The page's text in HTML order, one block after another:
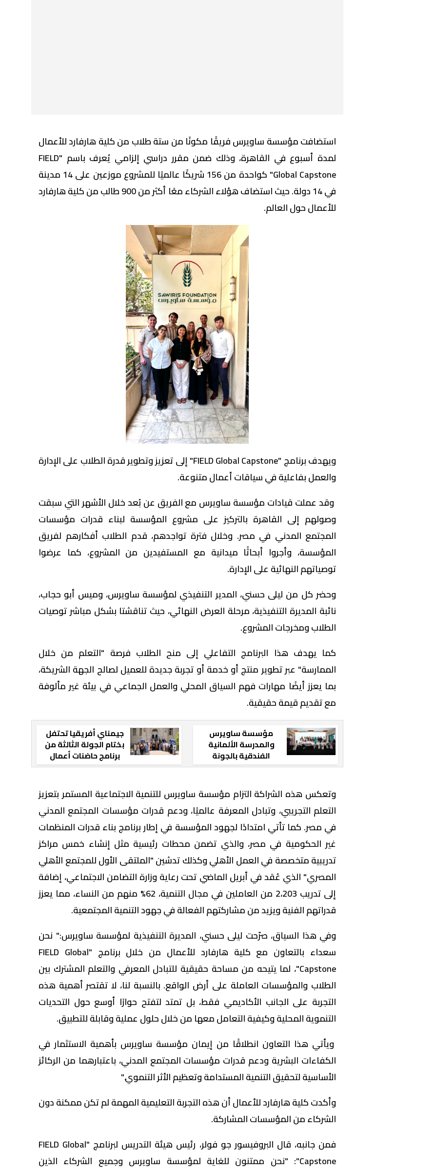
استضافت مؤسسة ساويرس فريقًا مكونًا من ستة طلاب من كلية هارفارد للأعمال
لمدة أسبوع في القاهرة، وذلك ضمن مقرر دراسي إلزامي يُعرف باسم "FIELD
Global Capstone" كواحدة من 156 شريكًا عالميًا للمشروع موزعين على 14 مدينة
في 14 دولة. حيث استضاف هؤلاء الشركاء معًا أكثر من 900 طالب من كلية هارفارد
للأعمال حول العالم.
ويهدف برنامج "FIELD Global Capstone" إلى تعزيز وتطوير قدرة الطلاب على الإدارة
والعمل بفاعلية في سياقات أعمال متنوعة.
وقد عملت قيادات مؤسسة ساويرس مع الفريق عن بُعد خلال الأشهر التي سبقت
وصولهم إلى القاهرة بالتركيز على مشروع المؤسسة لبناء قدرات مؤسسات
المجتمع المدني في مصر. وخلال فترة تواجدهم، قدم الطلاب أفكارهم لفريق
المؤسسة، وأجروا أبحاثًا ميدانية مع المستفيدين من المشروع، كما عرضوا
توصياتهم النهائية على الإدارة.
وحضر كل من ليلى حسني، المدير التنفيذي لمؤسسة ساويرس، وميس أبو حجاب،
نائبة المديرة التنفيذية، مرحلة العرض النهائي، حيث تناقشتا بشكل مباشر توصيات
الطلاب ومخرجات المشروع.
كما يهدف هذا البرنامج التفاعلي إلى منح الطلاب فرصة "التعلم من خلال
الممارسة" عبر تطوير منتج أو خدمة أو تجربة جديدة للعميل لصالح الجهة الشريكة،
بما يعزز أيضًا مهارات فهم السياق المحلي والعمل الجماعي في بيئة غير مألوفة
مع تقديم قيمة حقيقية.
مؤسسة ساويرس
والمدرسة الألمانية
الفندقية بالجونة
تحتفلان بتخريج الدفعة
جيمناي أفريقيا تحتفل
بختام الجولة الثالثة من
برنامج حاضنات أعمال
الصعيد بدعم من
وشركة جالاكسي
وتعكس هذه الشراكة التزام مؤسسة ساويرس للتنمية الاجتماعية المستمر بتعزيز
التعلم التجريبي، وتبادل المعرفة عالميًا، ودعم قدرات مؤسسات المجتمع المدني
في مصر. كما تأتي امتدادًا لجهود المؤسسة في إطار برنامج بناء قدرات المنظمات
غير الحكومية في مصر، والذي تضمن محطات رئيسية مثل إنشاء خمس مراكز
تدريبية متخصصة في العمل الأهلي وكذلك تدشين "الملتقى الأول للمجتمع الأهلي
المصري" الذي عُقد في أبريل الماضي تحت رعاية وزارة التضامن الاجتماعي، إضافة
إلى تدريب 2،203 من العاملين في مجال التنمية، 62% منهم من النساء، مما يعزز
قدراتهم الفنية ويزيد من مشاركتهم الفعالة في جهود التنمية المجتمعية.
وفي هذا السياق، صرّحت ليلى حسني، المديرة التنفيذية لمؤسسة ساويرس:" نحن
سعداء بالتعاون مع كلية هارفارد للأعمال من خلال برنامج "FIELD Global
Capstone"، لما يتيحه من مساحة حقيقية للتبادل المعرفي والتعلم المشترك بين
الطلاب والمؤسسات العاملة على أرض الواقع. بالنسبة لنا، لا تقتصر أهمية هذه
التجربة على الجانب الأكاديمي فقط، بل تمتد لتفتح حوارًا أوسع حول التحديات
التنموية المحلية وكيفية التعامل معها من خلال حلول عملية وقابلة للتطبيق.
ويأتي هذا التعاون انطلاقًا من إيمان مؤسسة ساويرس بأهمية الاستثمار في
الكفاءات البشرية ودعم قدرات مؤسسات المجتمع المدني، باعتبارهما من الركائز
الأساسية لتحقيق التنمية المستدامة وتعظيم الأثر التنموي."
وأكدت كلية هارفارد للأعمال أن هذه التجربة التعليمية المهمة لم تكن ممكنة دون
الشركاء من المؤسسات المشاركة.
فمن جانبه، قال البروفيسور جو فولر، رئيس هيئة التدريس لبرنامج "FIELD Global
Capstone": "نحن ممتنون للغاية لمؤسسة ساويرس وجميع الشركاء الذين